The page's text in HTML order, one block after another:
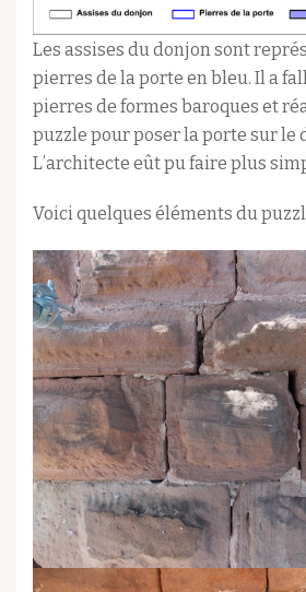
Les assises du donjon sont
pierres de la porte en bleu. Il a
pierres de formes baroques et
puzzle pour poser la porte sur le
L’architecte eût pu faire plus
Voici quelques éléments du